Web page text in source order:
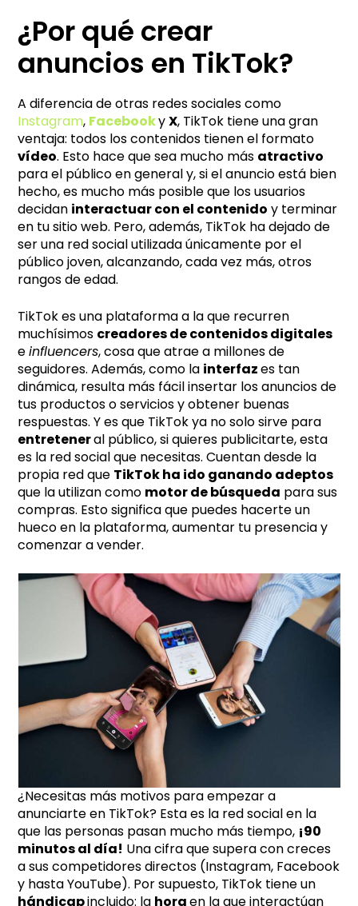
¿Por qué crear
anuncios en TikTok?
A diferencia de otras redes sociales como
Instagram, FacebookyX, TikTok tiene una gran
ventaja: todos los contenidos tienen el formato
vídeo. Esto hace que sea mucho más atractivo
para el público en general y, si el anuncio está bien
hecho, es mucho más posible que los usuarios
decidan interactuar con el contenido y terminar
en tu sitio web. Pero, además, TikTok ha dejado de
ser una red social utilizada únicamente por el
público joven, alcanzando, cada vez más, otros
rangos de edad.
TikTok es una plataforma a la que recurren
muchísimos creadores de contenidos digitales
einfluencers, cosa que atrae a millones de
seguidores. Además, como la interfazes tan
dinámica, resulta más fácil insertar los anuncios de
tus productos o servicios y obtener buenas
respuestas. Y es que TikTok ya no solo sirve para
entreteneral público, si quieres publicitarte, esta
es la red social que necesitas. Cuentan desde la
propia red que TikTok ha ido ganando adeptos
que la utilizan como motor de búsqueda para sus
compras. Esto significa que puedes hacerte un
hueco en la plataforma, aumentar tu presencia y
comenzar a vender.
¿Necesitas más motivos para empezar a
anunciarte en TikTok? Esta es la red social en la
que las personas pasan mucho más tiempo, ¡90
minutos al día! Una cifra que supera con creces
a sus competidores directos (Instagram, Facebook
y hasta YouTube). Por supuesto, TikTok tiene un
hándicapincluido: la horaen la que interactúan